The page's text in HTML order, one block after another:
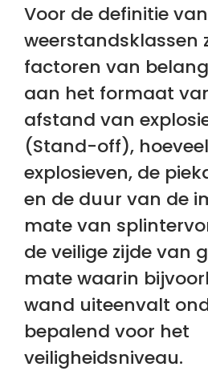
Voor de definitie van
weerstandsklassen
factoren van
aan het formaat
afstand van
(Stand-off),
explosieven, de
en de duur van de
mate van
de veilige zijde van
mate waarin
wand uiteenvalt
bepalend voor het
veiligheidsniveau.